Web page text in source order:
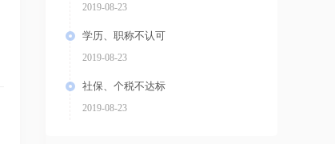
2019-08-23
学历、职称不认可
2019-08-23
社保、个税不达标
2019-08-23